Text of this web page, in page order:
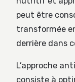
peut être
transformée
derrière dans
L’approche
consiste à